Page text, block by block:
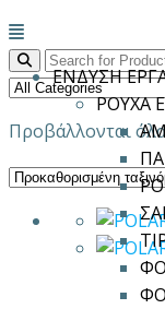
Μενού
ΕΝΔΥΣΗ
ΡΟΥΧΑ
Προβάλλονται